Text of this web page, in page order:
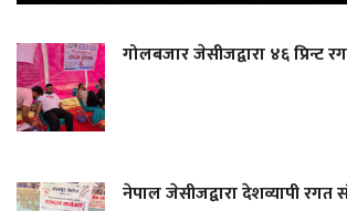
गोलबजार जेसीजद्वारा ४६ प्रिन्ट
नेपाल जेसीजद्वारा देशव्यापी